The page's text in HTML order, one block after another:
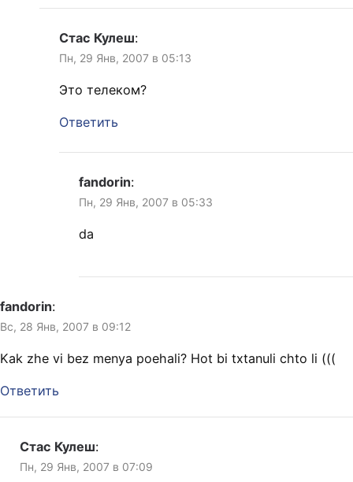
Стас Кулеш:
Пн, 29 Янв, 2007 в 05:13
Это телеком?
Ответить
fandorin:
Пн, 29 Янв, 2007 в 05:33
da
fandorin:
Вс, 28 Янв, 2007 в 09:12
Kak zhe vi bez menya poehali? Hot bi txtanuli chto li (((
Ответить
Стас Кулеш:
Пн, 29 Янв, 2007 в 07:09